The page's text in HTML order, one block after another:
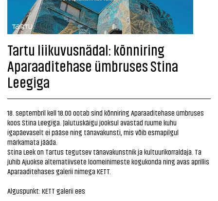
Tartu liikuvusnädal: kõnniring
Aparaaditehase ümbruses Stina
Leegiga
18. septembril kell 18.00 ootab sind kõnniring Aparaaditehase ümbruses
koos Stina Leegiga. Jalutuskäigu jooksul avastad ruume kuhu
igapäevaselt ei pääse ning tänavakunsti, mis võib esmapilgul
märkamata jääda.
Stina Leek on Tartus tegutsev tänavakunstnik ja kultuurikorraldaja. Ta
juhib Ajuokse alternatiivsete loomeinimeste kogukonda ning avas aprillis
Aparaaditehases galerii nimega KETT.
Alguspunkt: KETT galerii ees